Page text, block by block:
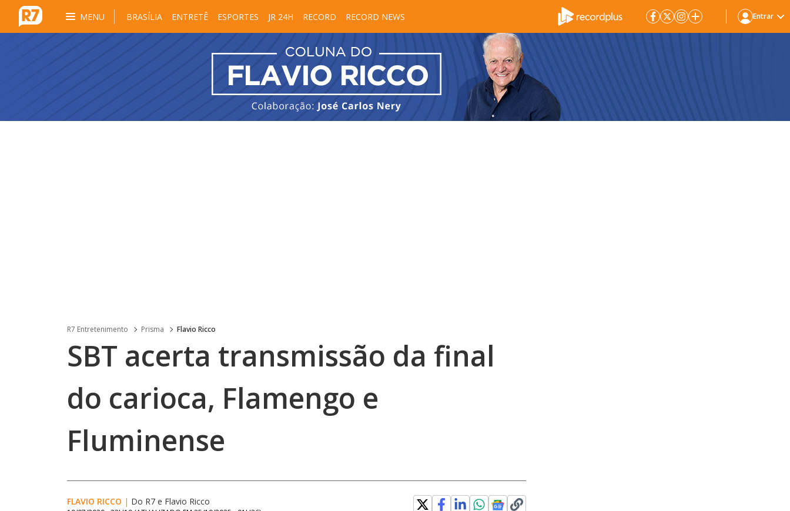
MENU BRASÍLIA ENTRETÊ ESPORTES JR 24H RECORD RECORD NEWS Entrar
R7 Entretenimento Prisma Flavio Ricco
SBT acerta transmissão da final
do carioca, Flamengo e
Fluminense
FLAVIO RICCO | Do R7 e Flavio Ricco